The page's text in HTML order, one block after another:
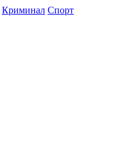
Криминал Спорт